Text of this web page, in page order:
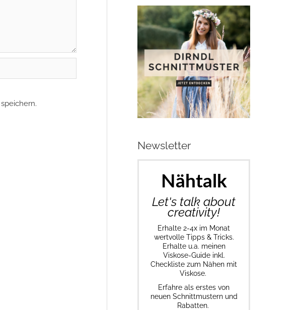
Newsletter
Nähtalk
Let's talk about
creativity!
Erhalte 2-4x im Monat
wertvolle Tipps & Tricks.
Erhalte u.a. meinen
Viskose-Guide inkl.
Checkliste zum Nähen mit
Viskose.
Erfahre als erstes von
neuen Schnittmustern und
Rabatten.